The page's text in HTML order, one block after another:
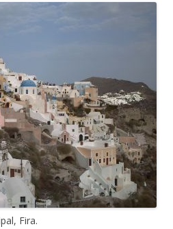
Fira.